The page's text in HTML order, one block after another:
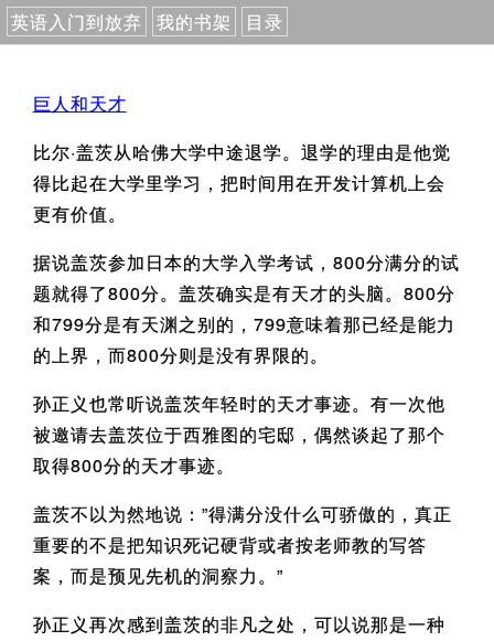
英语入门到放弃 我的书架 目录
巨人和天才
比尔·盖茨从哈佛大学中途退学。退学的理由是他觉
得比起在大学里学习，把时间用在开发计算机上会
更有价值。
据说盖茨参加日本的大学入学考试，800分满分的试
题就得了800分。盖茨确实是有天才的头脑。800分
和799分是有天渊之别的，799意味着那已经是能力
的上界，而800分则是没有界限的。
孙正义也常听说盖茨年轻时的天才事迹。有一次他
被邀请去盖茨位于西雅图的宅邸，偶然谈起了那个
取得800分的天才事迹。
盖茨不以为然地说：”得满分没什么可骄傲的，真正
重要的不是把知识死记硬背或者按老师教的写答
案，而是预见先机的洞察力。”
孙正义再次感到盖茨的非凡之处，可以说那是一种